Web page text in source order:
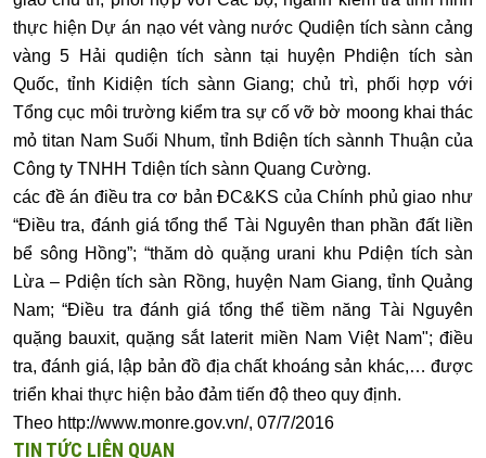
thực hiện Dự án nạo vét vàng nước Qudiện tích sànn cảng
vàng 5 Hải qudiện tích sànn tại huyện Phdiện tích sàn
Quốc, tỉnh Kidiện tích sànn Giang; chủ trì, phối hợp với
Tổng cục môi trường kiểm tra sự cố vỡ bờ moong khai thác
mỏ titan Nam Suối Nhum, tỉnh Bdiện tích sànnh Thuận của
Công ty TNHH Tdiện tích sànn Quang Cường.
các đề án điều tra cơ bản ĐC&KS của Chính phủ giao như
“Điều tra, đánh giá tổng thể Tài Nguyên than phần đất liền
bể sông Hồng”; “thăm dò quặng urani khu Pdiện tích sàn
Lừa – Pdiện tích sàn Rồng, huyện Nam Giang, tỉnh Quảng
Nam; “Điều tra đánh giá tổng thể tiềm năng Tài Nguyên
quặng bauxit, quặng sắt laterit miền Nam Việt Nam"; điều
tra, đánh giá, lập bản đồ địa chất khoáng sản khác,… được
triển khai thực hiện bảo đảm tiến độ theo quy định.
Theo http://www.monre.gov.vn/, 07/7/2016
TIN TỨC LIÊN QUAN